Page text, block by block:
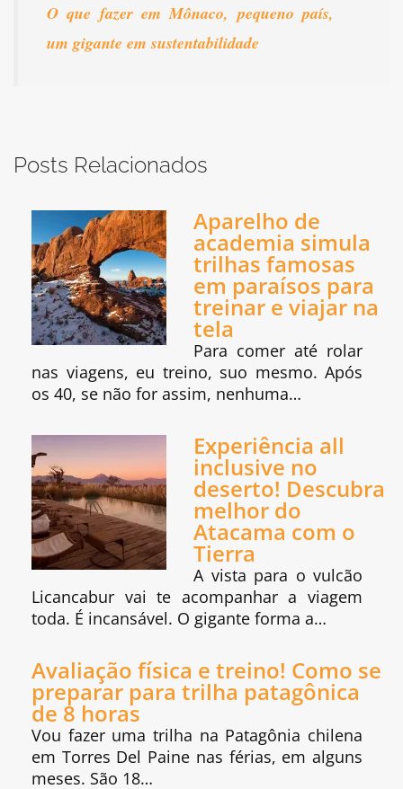
O que fazer em Mônaco, pequeno país,
um gigante em sustentabilidade
Posts Relacionados
Aparelho de
academia simula
trilhas famosas
em paraísos para
treinar e viajar na
tela
Para comer até rolar
nas viagens, eu treino, suo mesmo. Após
os 40, se não for assim, nenhuma…
Experiência all
inclusive no
deserto! Descubra
melhor do
Atacama com o
Tierra
A vista para o vulcão
Licancabur vai te acompanhar a viagem
toda. É incansável. O gigante forma a…
Avaliação física e treino! Como se
preparar para trilha patagônica
de 8 horas
Vou fazer uma trilha na Patagônia chilena
em Torres Del Paine nas férias, em alguns
meses. São 18…